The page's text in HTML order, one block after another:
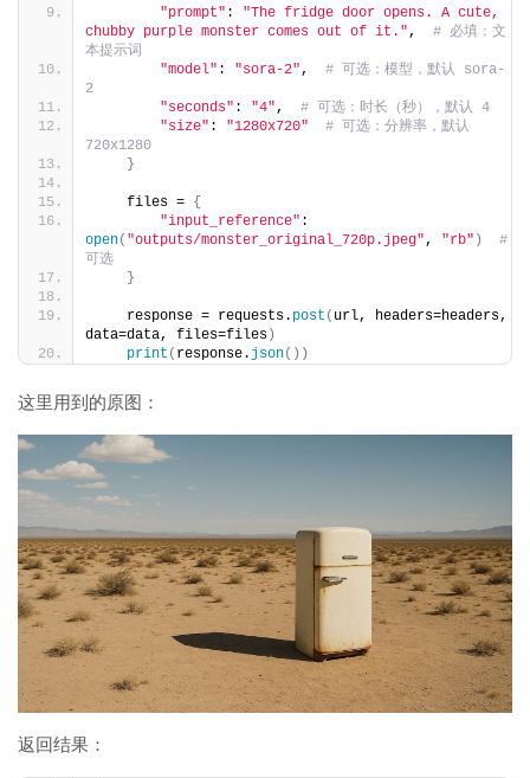
"prompt" : "The fridge door opens. A cute,
chubby purple monster comes out of it.", # 必填：文
本提示词
"model" : "sora-2", # 可选：模型，默认 sora-
2
"seconds" : "4", # 可选：时长（秒），默认 4
"size" : "1280x720"
# 可选：分辨率，默认
720x1280
}
    files =
{
"input_reference"
open( "outputs/monster_original_720p.jpeg", "rb" )
#
可选
}
    response = requests.
post ( url, headers=headers,
data=data, files=files )
print ( response. json())
这里用到的原图：
返回结果：